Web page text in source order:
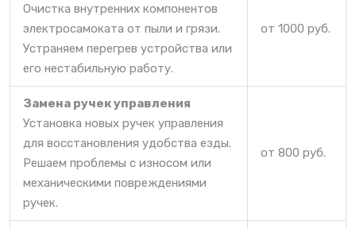
Очистка внутренних компонентов
электросамоката от пыли и грязи.
Устраняем перегрев устройства или
его нестабильную работу.
от 1000 руб.
Замена ручек управления
Установка новых ручек управления
для восстановления удобства езды.
Решаем проблемы с износом или
механическими повреждениями
ручек.
от 800 руб.